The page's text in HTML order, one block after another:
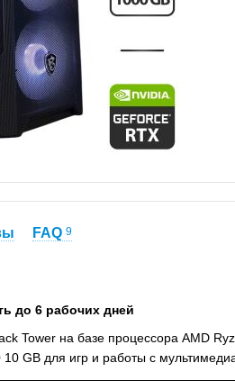
FAQ9
до 6 рабочих дней
Tower на базе процессора AMD
GB для игр и работы с